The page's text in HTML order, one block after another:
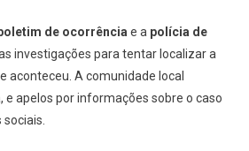
boletim de ocorrência e a polícia de
investigações para tentar localizar a
aconteceu. A comunidade local
apelos por informações sobre o caso